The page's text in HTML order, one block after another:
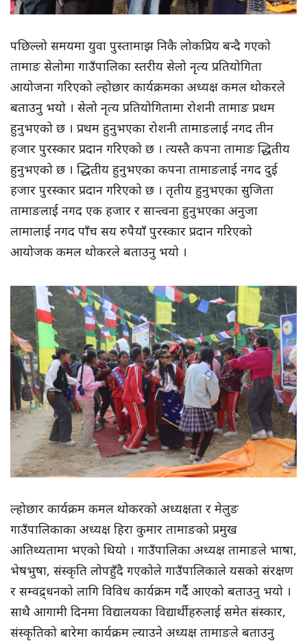
पछिल्लो समयमा युवा पुस्तामाझ निकै लोकप्रिय बन्दै गएको
तामाङ सेलोमा गाउँपालिका स्तरीय सेलो नृत्य प्रतियोगिता
आयोजना गरिएको ल्होछार कार्यक्रमका अध्यक्ष कमल थोकरले
बताउनु भयो । सेलो नृत्य प्रतियोगितामा रोशनी तामाङ प्रथम
हुनुभएको छ । प्रथम हुनुभएका रोशनी तामाङलाई नगद तीन
हजार पुरस्कार प्रदान गरिएको छ । त्यस्तै कपना तामाङ द्धितीय
हुनुभएको छ । द्धितीय हुनुभएका कपना तामाङलाई नगद दुई
हजार पुरस्कार प्रदान गरिएको छ । तृतीय हुनुभएका सुजिता
तामाङलाई नगद एक हजार र सान्त्वना हुनुभएका अनुजा
लामालाई नगद पाँच सय रुपैयाँ पुरस्कार प्रदान गरिएको
आयोजक कमल थोकरले बताउनु भयो ।
ल्होछार कार्यक्रम कमल थोकरको अध्यक्षता र मेलुङ
गाउँपालिकाका अध्यक्ष हिरा कुमार तामाङको प्रमुख
आतिथ्यतामा भएको थियो । गाउँपालिका अध्यक्ष तामाङले भाषा,
भेषभुषा, संस्कृति लोपहुँदै गएकोले गाउँपालिकाले यसको संरक्षण
र सम्वद्र्धनको लागि विविध कार्यक्रम गर्दै आएको बताउनु भयो ।
साथै आगामी दिनमा विद्यालयका विद्यार्थीहरुलाई समेत संस्कार,
संस्कृतिको बारेमा कार्यक्रम ल्याउने अध्यक्ष तामाङले बताउनु